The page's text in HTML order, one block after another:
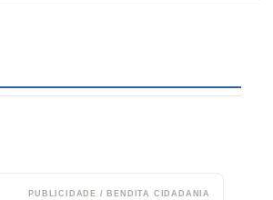
PUBLICIDADE / BENDITA CIDADANIA